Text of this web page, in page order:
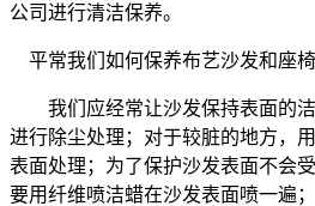
公司进行清洁保养。
平常我们如何保养布艺沙发和座椅
我们应经常让沙发保持表面的洁
进行除尘处理；对于较脏的地方，
表面处理；为了保护沙发表面不会
要用纤维喷洁蜡在沙发表面喷一遍